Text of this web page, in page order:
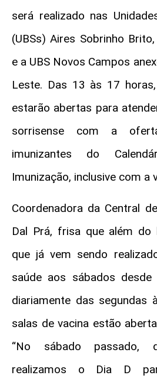
será realizado nas
(UBSs) Aires Sobrinho
e a UBS Novos Campos
Leste. Das 13 às 17
estarão abertas para
sorrisense com a
imunizantes do
Imunização, inclusive com a
Coordenadora da Central
Dal Prá, frisa que além do
que já vem sendo
saúde aos sábados
diariamente das segundas
salas de vacina estão
“No sábado passado,
realizamos o Dia D